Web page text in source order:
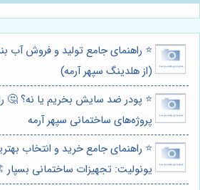
⭐️ راهنمای جامع تولید و فروش آب
(از هلدینگ سپهر آرمه)
⭐️ پودر ضد سایش بخریم یا نه؟ 🤔
پروژه‌های ساختمانی سپهر آرمه
⭐️ راهنمای جامع خرید و انتخاب
یونولیت: تجهیزات ساختمانی